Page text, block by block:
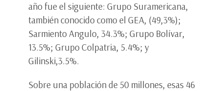
año fue el siguiente: Grupo Suramericana,
también conocido como el GEA, (49,3%);
Sarmiento Angulo, 34.3%; Grupo Bolívar,
13.5%; Grupo Colpatria, 5.4%; y
Gilinski,3.5%.
Sobre una población de 50 millones, esas 46